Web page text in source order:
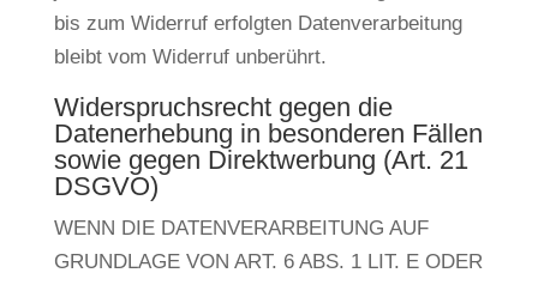
bis zum Widerruf erfolgten Datenverarbeitung
bleibt vom Widerruf unberührt.
Widerspruchsrecht gegen die
Datenerhebung in besonderen Fällen
sowie gegen Direktwerbung (Art. 21
DSGVO)
WENN DIE DATENVERARBEITUNG AUF
GRUNDLAGE VON ART. 6 ABS. 1 LIT. E ODER